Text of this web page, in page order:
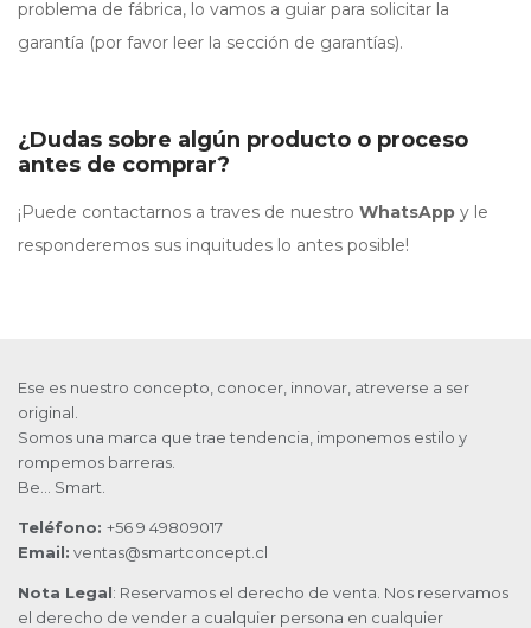
problema de fábrica, lo vamos a guiar para solicitar la
garantía (por favor leer la sección de garantías).
¿Dudas sobre algún producto o proceso
antes de comprar?
¡Puede contactarnos a traves de nuestro WhatsApp y le
responderemos sus inquitudes lo antes posible!
Ese es nuestro concepto, conocer, innovar, atreverse a ser
original.
Somos una marca que trae tendencia, imponemos estilo y
rompemos barreras.
Be… Smart.
Teléfono: +56 9 49809017
Email: ventas@smartconcept.cl
Nota Legal: Reservamos el derecho de venta. Nos reservamos
el derecho de vender a cualquier persona en cualquier